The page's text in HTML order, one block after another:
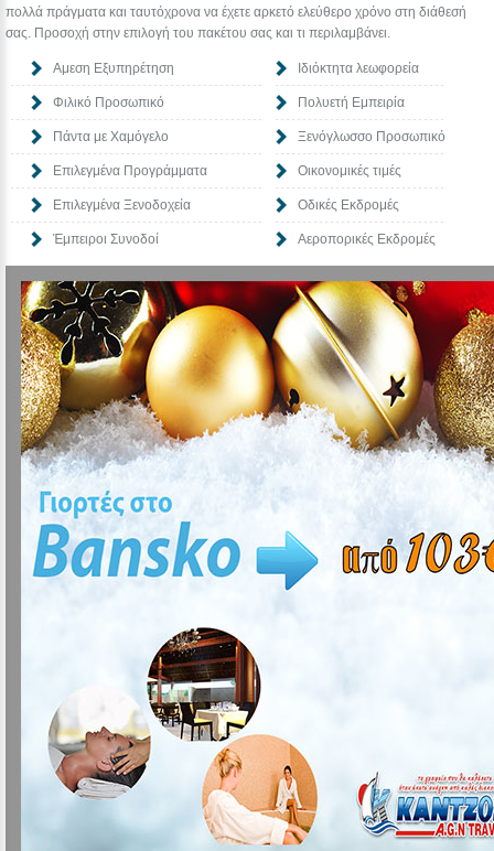
πολλά πράγματα και ταυτόχρονα να έχετε αρκετό ελεύθερο χρόνο στη διάθεσή
σας. Προσοχή στην επιλογή του πακέτου σας και τι περιλαμβάνει.
Αμεση Εξυπηρέτηση
Φιλικό Προσωπικό
Πάντα με Χαμόγελο
Επιλεγμένα Προγράμματα
Επιλεγμένα Ξενοδοχεία
Έμπειροι Συνοδοί
Ιδιόκτητα λεωφορεία
Πολυετή Εμπειρία
Ξενόγλωσσο Προσωπικό
Οικονομικές τιμές
Οδικές Εκδρομές
Αεροπορικές Εκδρομές